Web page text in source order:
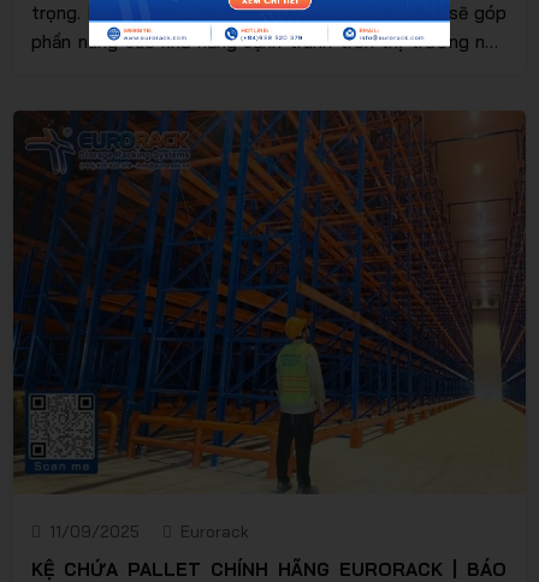
trọng. Một tổ chức đạt được các tiêu chuẩn ISO sẽ góp
phần nâng cao khả năng cạnh tranh trên thị trường nhờ
bộ Tiêu chuẩn iSO được sử dụng phổ biến hiện nay? Cùng
Eurorack theo dõi những nội dung bên dưới bạn nhé.
11/09/2025 Eurorack
KỆ CHỨA PALLET CHÍNH HÃNG EURORACK | BÁO